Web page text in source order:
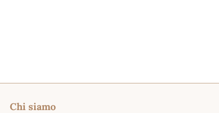
Chi siamo